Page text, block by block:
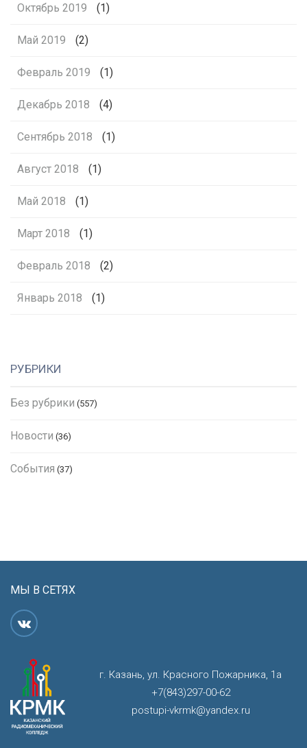
Октябрь 2019 (1)
Май 2019 (2)
Февраль 2019 (1)
Декабрь 2018 (4)
Сентябрь 2018 (1)
Август 2018 (1)
Май 2018 (1)
Март 2018 (1)
Февраль 2018 (2)
Январь 2018 (1)
РУБРИКИ
Без рубрики (557)
Новости (36)
События (37)
МЫ В СЕТЯХ
г. Казань, ул. Красного Пожарника, 1а
+7(843)297-00-62
postupi-vkrmk@yandex.ru